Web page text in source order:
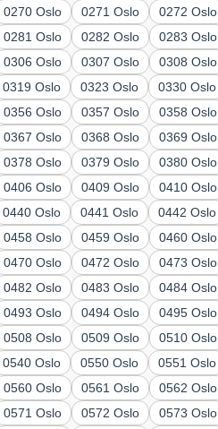
0270 Oslo 0271 Oslo
0272 Oslo
0281 Oslo 0282 Oslo
0283 Oslo
0306 Oslo 0307 Oslo
0308 Oslo
0319 Oslo 0323 Oslo
0330 Oslo
0356 Oslo 0357 Oslo
0358 Oslo
0367 Oslo 0368 Oslo
0369 Oslo
0378 Oslo 0379 Oslo
0380 Oslo
0406 Oslo 0409 Oslo
0410 Oslo
0440 Oslo 0441 Oslo
0442 Oslo
0458 Oslo 0459 Oslo
0460 Oslo
0470 Oslo 0472 Oslo
0473 Oslo
0482 Oslo 0483 Oslo
0484 Oslo
0493 Oslo 0494 Oslo
0495 Oslo
0508 Oslo 0509 Oslo
0510 Oslo
0540 Oslo 0550 Oslo
0551 Oslo
0560 Oslo 0561 Oslo
0562 Oslo
0571 Oslo 0572 Oslo
0573 Oslo